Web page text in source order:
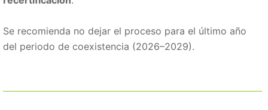
Se recomienda no dejar el proceso para el último año
del periodo de coexistencia (2026–2029).